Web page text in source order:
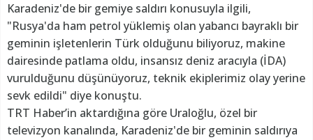
Karadeniz'de bir gemiye saldırı konusuyla ilgili,
"Rusya'da ham petrol yüklemiş olan yabancı bayraklı bir
geminin işletenlerin Türk olduğunu biliyoruz, makine
dairesinde patlama oldu, insansız deniz aracıyla (İDA)
vurulduğunu düşünüyoruz, teknik ekiplerimiz olay yerine
sevk edildi" diye konuştu.
TRT Haber’in aktardığına göre Uraloğlu, özel bir
televizyon kanalında, Karadeniz'de bir geminin saldırıya